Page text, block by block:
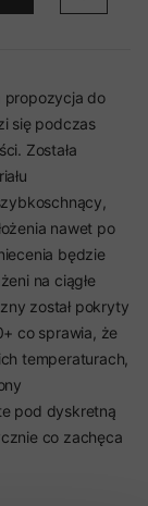
propozycja do
się podczas
Została
nawet po
będzie
na ciągłe
został pokryty
co sprawia, że
temperaturach,
pod dyskretną
co zachęca